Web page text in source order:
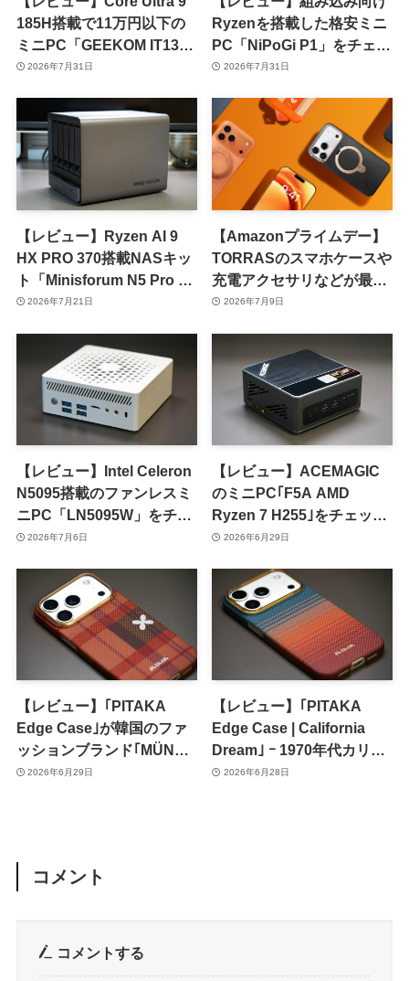
185H搭載で11万円以下の
ミニPC「GEEKOM IT13
Max」をチェック
2026年7月31日
Ryzenを搭載した格安ミニ
PC「NiPoGi P1」をチェッ
ク ｰ 1年前の同価格帯モデ
2026年7月31日
【レビュー】Ryzen AI 9
HX PRO 370搭載NASキッ
ト「Minisforum N5 Pro AI
NAS」をチェック
2026年7月21日
【Amazonプライムデー】
TORRASのスマホケースや
充電アクセサリなどが最大
40％オフに
2026年7月9日
【レビュー】Intel Celeron
N5095搭載のファンレスミ
ニPC「LN5095W」をチェ
ック
2026年7月6日
【レビュー】ACEMAGIC
のミニPC｢F5A AMD
Ryzen 7 H255｣をチェック
ｰ コスパ・拡張性・冷却性
モデルに
2026年6月29日
【レビュー】｢PITAKA
Edge Case｣が韓国のファ
ッションブランド｢MÜNN｣
とコラボ ｰ タータンチェッ
2026年6月29日
【レビュー】｢PITAKA
Edge Case | California
Dream｣ ｰ 1970年代カリフ
ォルニアの様々な“夕暮
2026年6月28日
コメント
コメントする